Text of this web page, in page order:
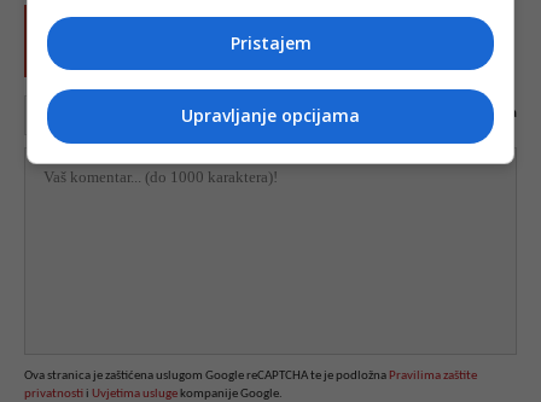
karaktera
Ova stranica je zaštićena uslugom Google reCAPTCHA te je podložna Pravilima zaštite
privatnosti i Uvjetima usluge kompanije Google.
Pristajem
Upravljanje opcijama